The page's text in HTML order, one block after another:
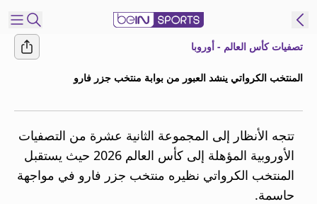
النسخة
MENA
إدارة
التنبيهات
تصفيات كأس العالم - أوروبا
المنتخب الكرواتي ينشد العبور من بوابة منتخب جزر فارو
تتجه الأنظار إلى المجموعة الثانية عشرة من التصفيات
الأوروبية المؤهلة إلى كأس العالم 2026 حيث يستقبل
المنتخب الكرواتي نظيره منتخب جزر فارو في مواجهة
حاسمة.